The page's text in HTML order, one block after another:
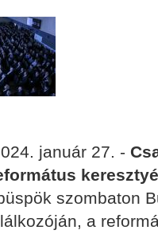
január 27. -
szombaton
a